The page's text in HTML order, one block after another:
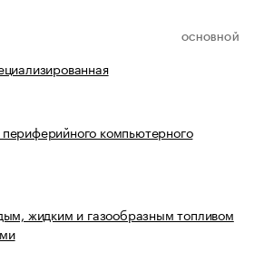
ОСНОВНОЙ
компьютерного
жидким и газообразным топливом